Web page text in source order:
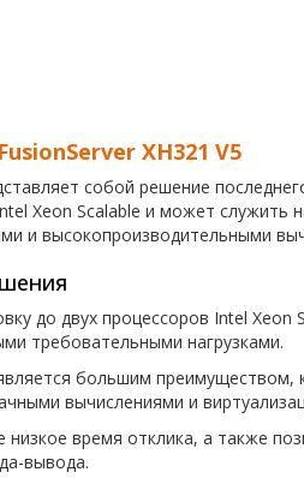
XH321 V5
собой решение
Xeon Scalable и может служить
и высокопроизводительными
до двух процессоров Intel Xeon
требовательными нагрузками.
большим преимуществом,
вычислениями и
низкое время отклика, а также
вывода.